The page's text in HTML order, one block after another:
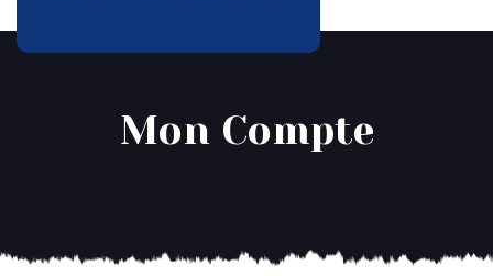
Mon Compte